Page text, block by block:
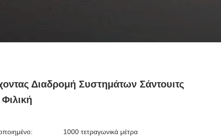
Διαδρομή Συστημάτων Σάντουιτς
1000 τετραγωνικά μέτρα